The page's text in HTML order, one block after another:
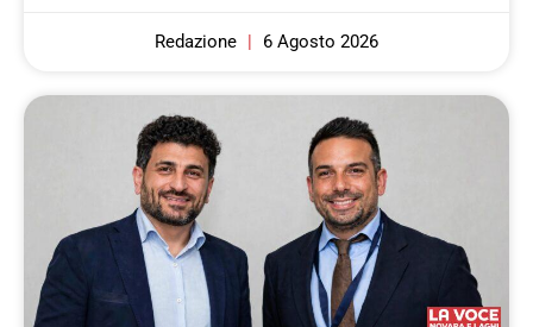
Redazione 6 Agosto 2026